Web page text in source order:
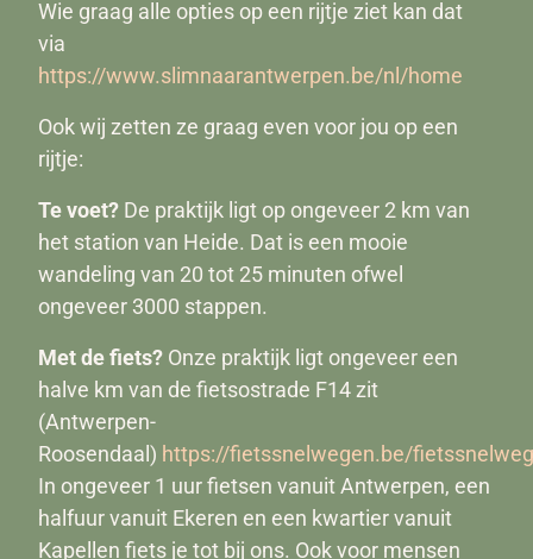
Wie graag alle opties op een rijtje ziet kan dat
via
https://www.slimnaarantwerpen.be/nl/home
Ook wij zetten ze graag even voor jou op een
rijtje:
Te voet? De praktijk ligt op ongeveer 2 km van
het station van Heide. Dat is een mooie
wandeling van 20 tot 25 minuten ofwel
ongeveer 3000 stappen.
Met de fiets? Onze praktijk ligt ongeveer een
halve km van de fietsostrade F14 zit
(Antwerpen-
Roosendaal) https://fietssnelwegen.be/
In ongeveer 1 uur fietsen vanuit Antwerpen, een
halfuur vanuit Ekeren en een kwartier vanuit
Kapellen fiets je tot bij ons. Ook voor mensen